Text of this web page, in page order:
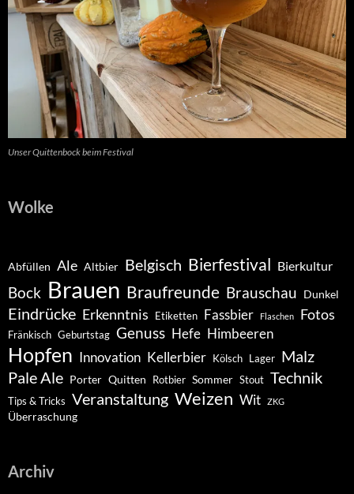
Unser Quittenbock beim Festival
Wolke
Abfüllen Ale Altbier Belgisch Bierfestival Bierkultur
Bock Brauen Braufreunde Brauschau Dunkel
Eindrücke Erkenntnis Etiketten Fassbier Flaschen Fotos
Fränkisch Geburtstag Genuss Hefe Himbeeren
Hopfen Innovation Kellerbier Kölsch Lager Malz
Pale Ale Porter Quitten Rotbier Sommer Stout Technik
Tips & Tricks Veranstaltung Weizen Wit ZKG
Überraschung
Archiv